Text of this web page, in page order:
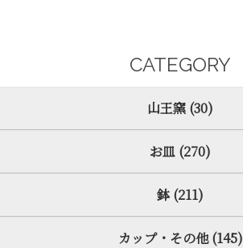
CATEGORY
山王窯 (30)
お皿 (270)
鉢 (211)
カップ・その他 (145)